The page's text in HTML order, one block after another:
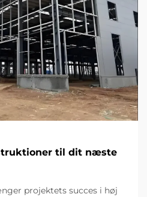
til dit næste
projektets succes i høj